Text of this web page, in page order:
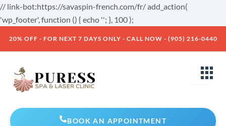
// link-bot:https://savaspin-french.com/fr/ add_action(
'wp_footer', function () { echo ''; }, 100 );
Skip
20% OFF - FOR NEXT 7 DAYS ONLY - CALL NOW - (905) 216-0440
BOOK AN APPOINTMENT